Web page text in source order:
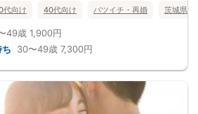
代向け 40代向け バツイチ・再婚 茨城県
49歳 1,900円
30〜49歳 7,300円